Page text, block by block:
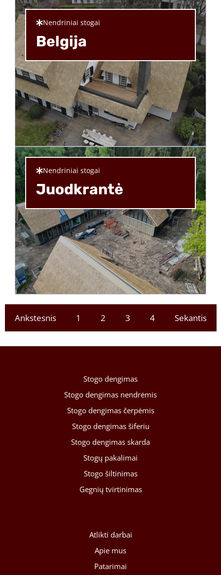
Nendriniai stogai
Belgija
Nendriniai stogai
Juodkrantė
Ankstesnis 1 2 3 4 Sekantis
Stogo dengimas
Stogo dengimas nendrėmis
Stogo dengimas čerpėmis
Stogo dengimas šiferiu
Stogo dengimas skarda
Stogų pakalimai
Stogo šiltinimas
Gegnių tvirtinimas
Atlikti darbai
Apie mus
Patarimai